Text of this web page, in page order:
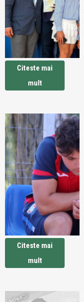
Citeste mai
mult
Citeste mai
mult